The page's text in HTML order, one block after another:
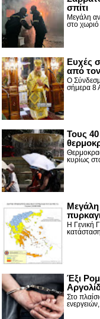
σπίτι
Μεγάλη
στο χωριό
Ευχές
από
Ο
σήμερα 8
Τους
κυρίως
Η Γενική
Έξι
Στο